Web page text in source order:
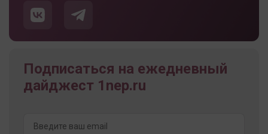
Подписаться на ежедневный
дайджест 1nep.ru